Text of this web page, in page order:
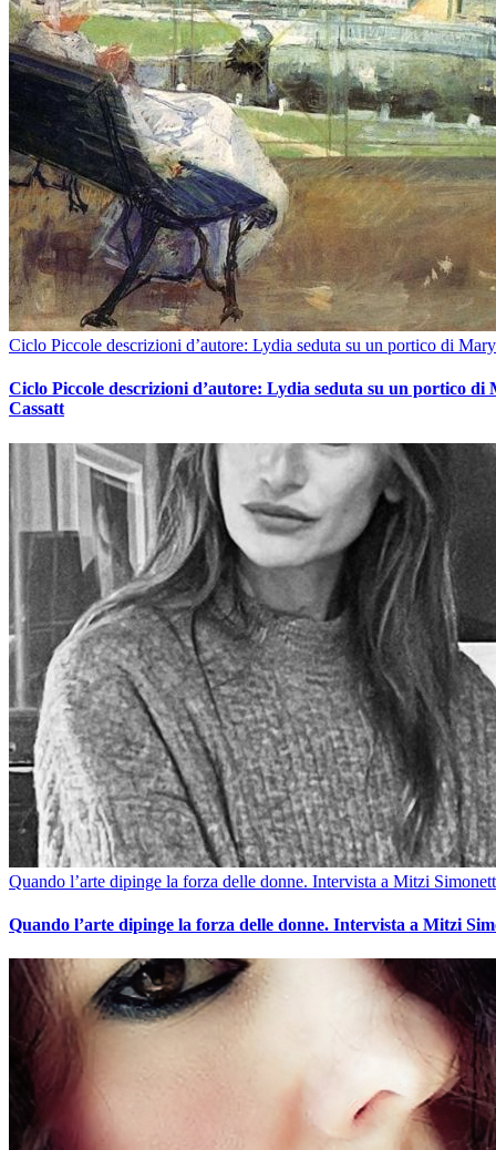
Ciclo Piccole descrizioni d’autore: Lydia seduta su un portico di
Ciclo Piccole descrizioni d’autore: Lydia seduta su un portico di
Cassatt
Quando l’arte dipinge la forza delle donne. Intervista a Mitzi
Quando l’arte dipinge la forza delle donne. Intervista a Mitzi